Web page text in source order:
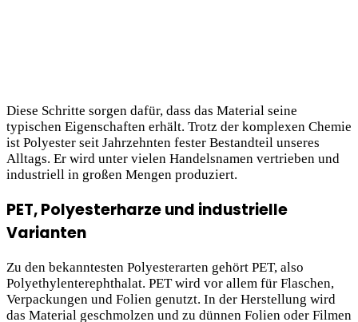
Diese Schritte sorgen dafür, dass das Material seine
typischen Eigenschaften erhält. Trotz der komplexen Chemie
ist Polyester seit Jahrzehnten fester Bestandteil unseres
Alltags. Er wird unter vielen Handelsnamen vertrieben und
industriell in großen Mengen produziert.
PET, Polyesterharze und industrielle
Varianten
Zu den bekanntesten Polyesterarten gehört PET, also
Polyethylenterephthalat. PET wird vor allem für Flaschen,
Verpackungen und Folien genutzt. In der Herstellung wird
das Material geschmolzen und zu dünnen Folien oder Filmen